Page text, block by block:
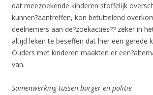
dat meezoekende kinderen stoffelijk
kunnen?aantreffen, kon betuttelend
deelnemers aan de?zoekacties?? zeker in
altijd leken te beseffen dat hier een gerede
Ouders met kinderen maakten er
van.
Samenwerking tussen burger en politie